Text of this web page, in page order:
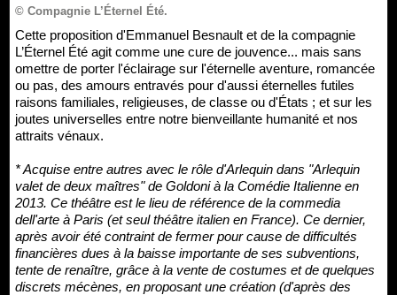
© Compagnie L’Éternel Été.
Cette proposition d'Emmanuel Besnault et de la compagnie
L’Éternel Été agit comme une cure de jouvence... mais sans
omettre de porter l'éclairage sur l'éternelle aventure, romancée
ou pas, des amours entravés pour d'aussi éternelles futiles
raisons familiales, religieuses, de classe ou d'États ; et sur les
joutes universelles entre notre bienveillante humanité et nos
attraits vénaux.
* Acquise entre autres avec le rôle d'Arlequin dans "Arlequin
valet de deux maîtres" de Goldoni à la Comédie Italienne en
2013. Ce théâtre est le lieu de référence de la commedia
dell'arte à Paris (et seul théâtre italien en France). Ce dernier,
après avoir été contraint de fermer pour cause de difficultés
financières dues à la baisse importante de ses subventions,
tente de renaître, grâce à la vente de costumes et de quelques
discrets mécènes, en proposant une création (d'après des